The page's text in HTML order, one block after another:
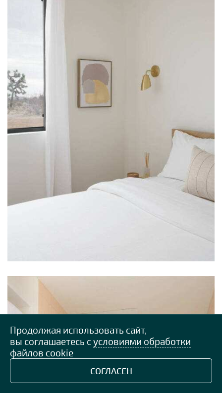
Продолжая использовать сайт,
вы соглашаетесь сусловиями обработки
файлов cookie
СОГЛАСЕН